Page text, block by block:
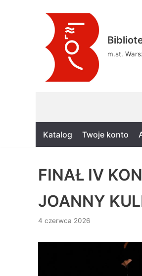
m.st.
Katalog Twoje konto
FINAŁ IV
JOANNY
4 czerwca 2026